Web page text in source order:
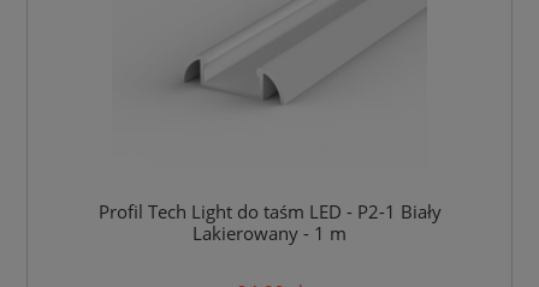
Profil Tech Light do taśm LED - P2-1 Biały
Lakierowany - 1 m